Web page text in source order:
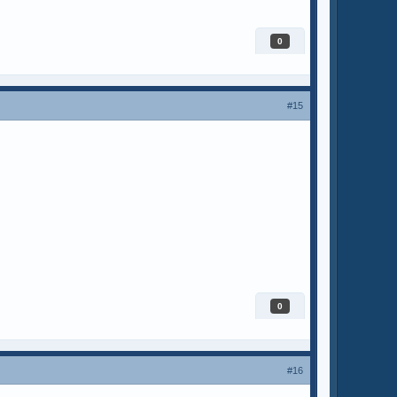
0
#15
0
#16